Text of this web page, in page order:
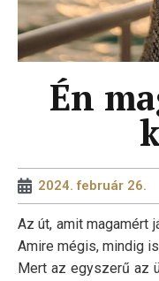
Én
2024. február 26.
Az út, amit magamért
Amire mégis, mindig
Mert az egyszerű az